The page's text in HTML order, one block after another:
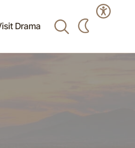
Drama